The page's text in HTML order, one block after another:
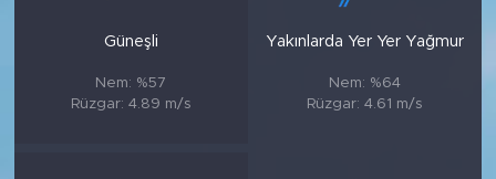
Güneşli
Nem: %57
Rüzgar: 4.89 m/s
Yakınlarda Yer Yer Yağmur
Nem: %64
Rüzgar: 4.61 m/s